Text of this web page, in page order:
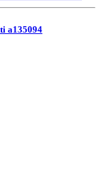
а135094